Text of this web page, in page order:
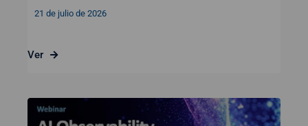
21 de julio de 2026
Ver